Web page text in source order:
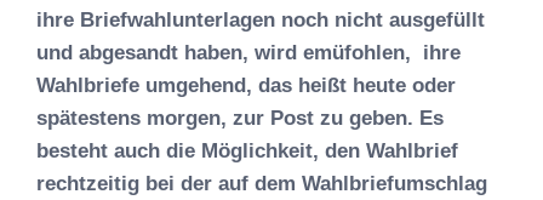
ihre Briefwahlunterlagen noch nicht ausgefüllt
und abgesandt haben, wird emüfohlen, ihre
Wahlbriefe umgehend, das heißt heute oder
spätestens morgen, zur Post zu geben. Es
besteht auch die Möglichkeit, den Wahlbrief
rechtzeitig bei der auf dem Wahlbriefumschlag